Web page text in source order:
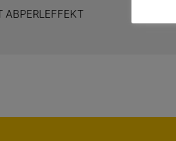
ABPERLEFFEKT